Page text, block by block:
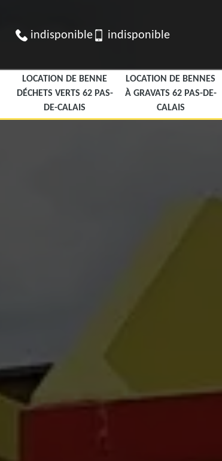
indisponible indisponible
LOCATION DE BENNE
DÉCHETS VERTS 62 PAS-
DE-CALAIS
LOCATION DE BENNES
À GRAVATS 62 PAS-DE-
CALAIS